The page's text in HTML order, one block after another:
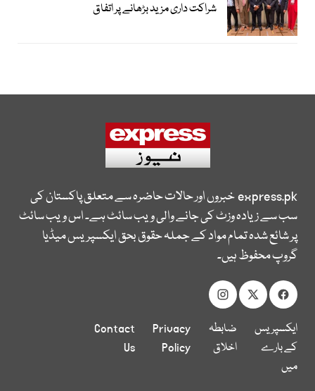
شراکت داری مزید بڑھانے پر اتفاق
express.pkخبروں اور حالات حاضرہ سے متعلق پاکستان کی
سب سے زیادہ وزٹ کی جانے والی ویب سائٹ ہے۔ اس ویب سائٹ
پر شائع شدہ تمام مواد کے جملہ حقوق بحق ایکسپریس میڈیا
گروپ محفوظ ہیں۔
ایکسپریس
کے بارے
میں
ضابطہ
اخلاق
Privacy
Policy
Contact
Us